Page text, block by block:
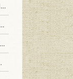
《COLLEEN MCCULLOUGH THE LADIES OF MISSALONGHI》
1987
，NO.1》
1946 A MCGRA W-